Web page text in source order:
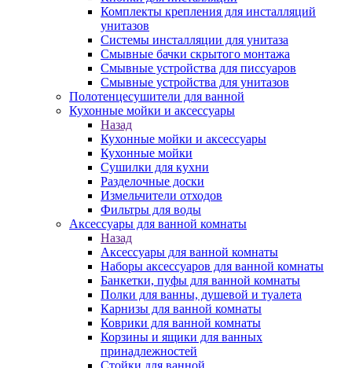
Комплекты крепления для инсталляций
унитазов
Системы инсталляции для унитаза
Смывные бачки скрытого монтажа
Смывные устройства для писсуаров
Смывные устройства для унитазов
Полотенцесушители для ванной
Кухонные мойки и аксессуары
Назад
Кухонные мойки и аксессуары
Кухонные мойки
Сушилки для кухни
Разделочные доски
Измельчители отходов
Фильтры для воды
Аксессуары для ванной комнаты
Назад
Аксессуары для ванной комнаты
Наборы аксессуаров для ванной комнаты
Банкетки, пуфы для ванной комнаты
Полки для ванны, душевой и туалета
Карнизы для ванной комнаты
Коврики для ванной комнаты
Корзины и ящики для ванных
принадлежностей
Стойки для ванной